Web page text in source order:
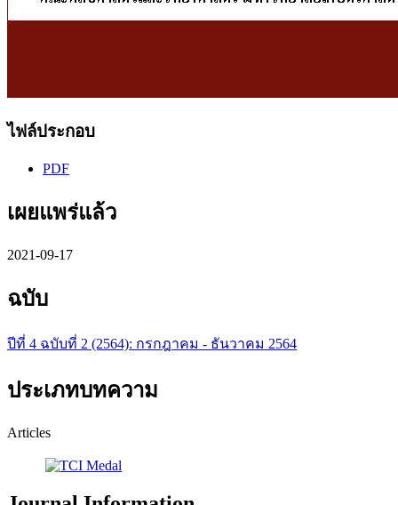
ไฟล์ประกอบ
PDF
เผยแพร่แล้ว
2021-09-17
ฉบับ
ปีที่ 4 ฉบับที่ 2 (2564): กรกฎาคม - ธันวาคม 2564
ประเภทบทความ
Articles